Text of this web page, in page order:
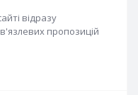
відразу
пропозицій